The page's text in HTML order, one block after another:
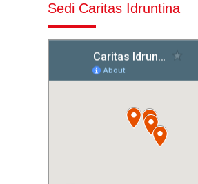
Sedi Caritas Idruntina